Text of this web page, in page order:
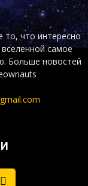
то, что интересно
самое
Больше новостей